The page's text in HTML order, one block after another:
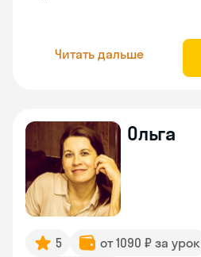
Читать дальше
Ольга
5 от 1090 ₽ за урок